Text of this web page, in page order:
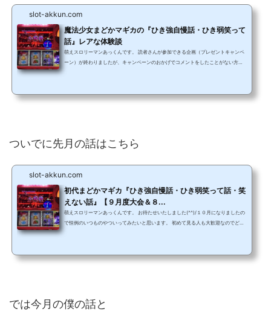
slot-akkun.com
魔法少女まどかマギカの『ひき強自慢話・ひき弱笑って
話』レアな体験談
萌えスロリーマンあっくんです。 読者さんが参加できる企画（プレゼントキャンペ
ーン）が終わりましたが、キャンペーンのおかげでコメントをしたことがない方も
この作業が大変だけどすっごい楽しかったんですよ(*^^*) だからまた読者さんが参
ついでに先月の話はこちら
slot-akkun.com
初代まどかマギカ『ひき強自慢話・ひき弱笑って話・笑
えない話』【９月度大会＆８...
萌えスロリーマンあっくんです。 お待たせいたしました(^^)/１０月になりましたの
で恒例のいつものやついってみたいと思います。 初めて見る人も大歓迎なのでどん
な部分もありますがおおめに見てくれるとありがたいです（笑） ではルールってわ
では今月の僕の話と